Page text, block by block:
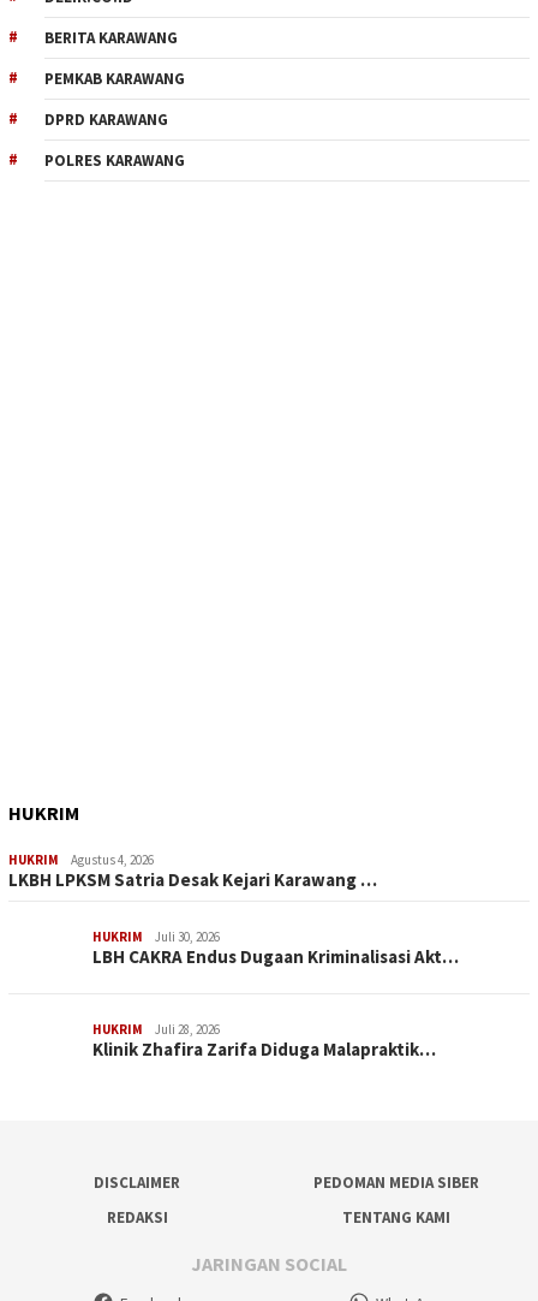
BERITA KARAWANG
PEMKAB KARAWANG
DPRD KARAWANG
POLRES KARAWANG
HUKRIM
HUKRIM Agustus 4, 2026
LKBH LPKSM Satria Desak Kejari Karawang …
HUKRIM Juli 30, 2026
LBH CAKRA Endus Dugaan Kriminalisasi Akt…
HUKRIM Juli 28, 2026
Klinik Zhafira Zarifa Diduga Malapraktik…
DISCLAIMER
PEDOMAN MEDIA SIBER
REDAKSI
TENTANG KAMI
JARINGAN SOCIAL